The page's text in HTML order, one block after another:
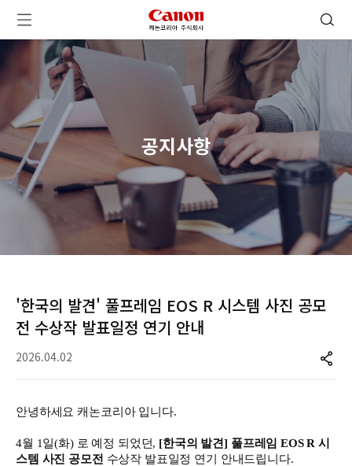
메뉴 열기 캐논코리아 주식회사 로고 검색 열기
공지사항
'한국의 발견' 풀프레임 EOS R 시스템 사진 공모
전 수상작 발표일정 연기 안내
2026.04.02
안녕하세요 캐논코리아 입니다.
4월 1일(화) 로 예정 되었던, [한국의 발견] 풀프레임 EOS R 시
스템 사진 공모전 수상작 발표일정 연기 안내드립니다.